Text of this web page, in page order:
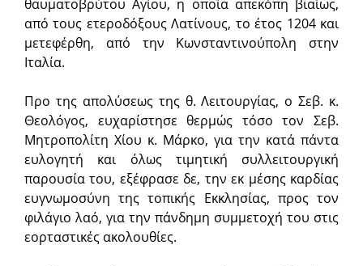
θαυματοβρύτου Αγίου, η οποία απεκόπη βιαίως,
από τους ετεροδόξους Λατίνους, το έτος 1204 και
μετεφέρθη, από την Κωνσταντινούπολη στην
Ιταλία.
Προ της απολύσεως της θ. Λειτουργίας, ο Σεβ. κ.
Θεολόγος, ευχαρίστησε θερμώς τόσο τον Σεβ.
Μητροπολίτη Χίου κ. Μάρκο, για την κατά πάντα
ευλογητή και όλως τιμητική συλλειτουργική
παρουσία του, εξέφρασε δε, την εκ μέσης καρδίας
ευγνωμοσύνη της τοπικής Εκκλησίας, προς τον
φιλάγιο λαό, για την πάνδημη συμμετοχή του στις
εορταστικές ακολουθίες.